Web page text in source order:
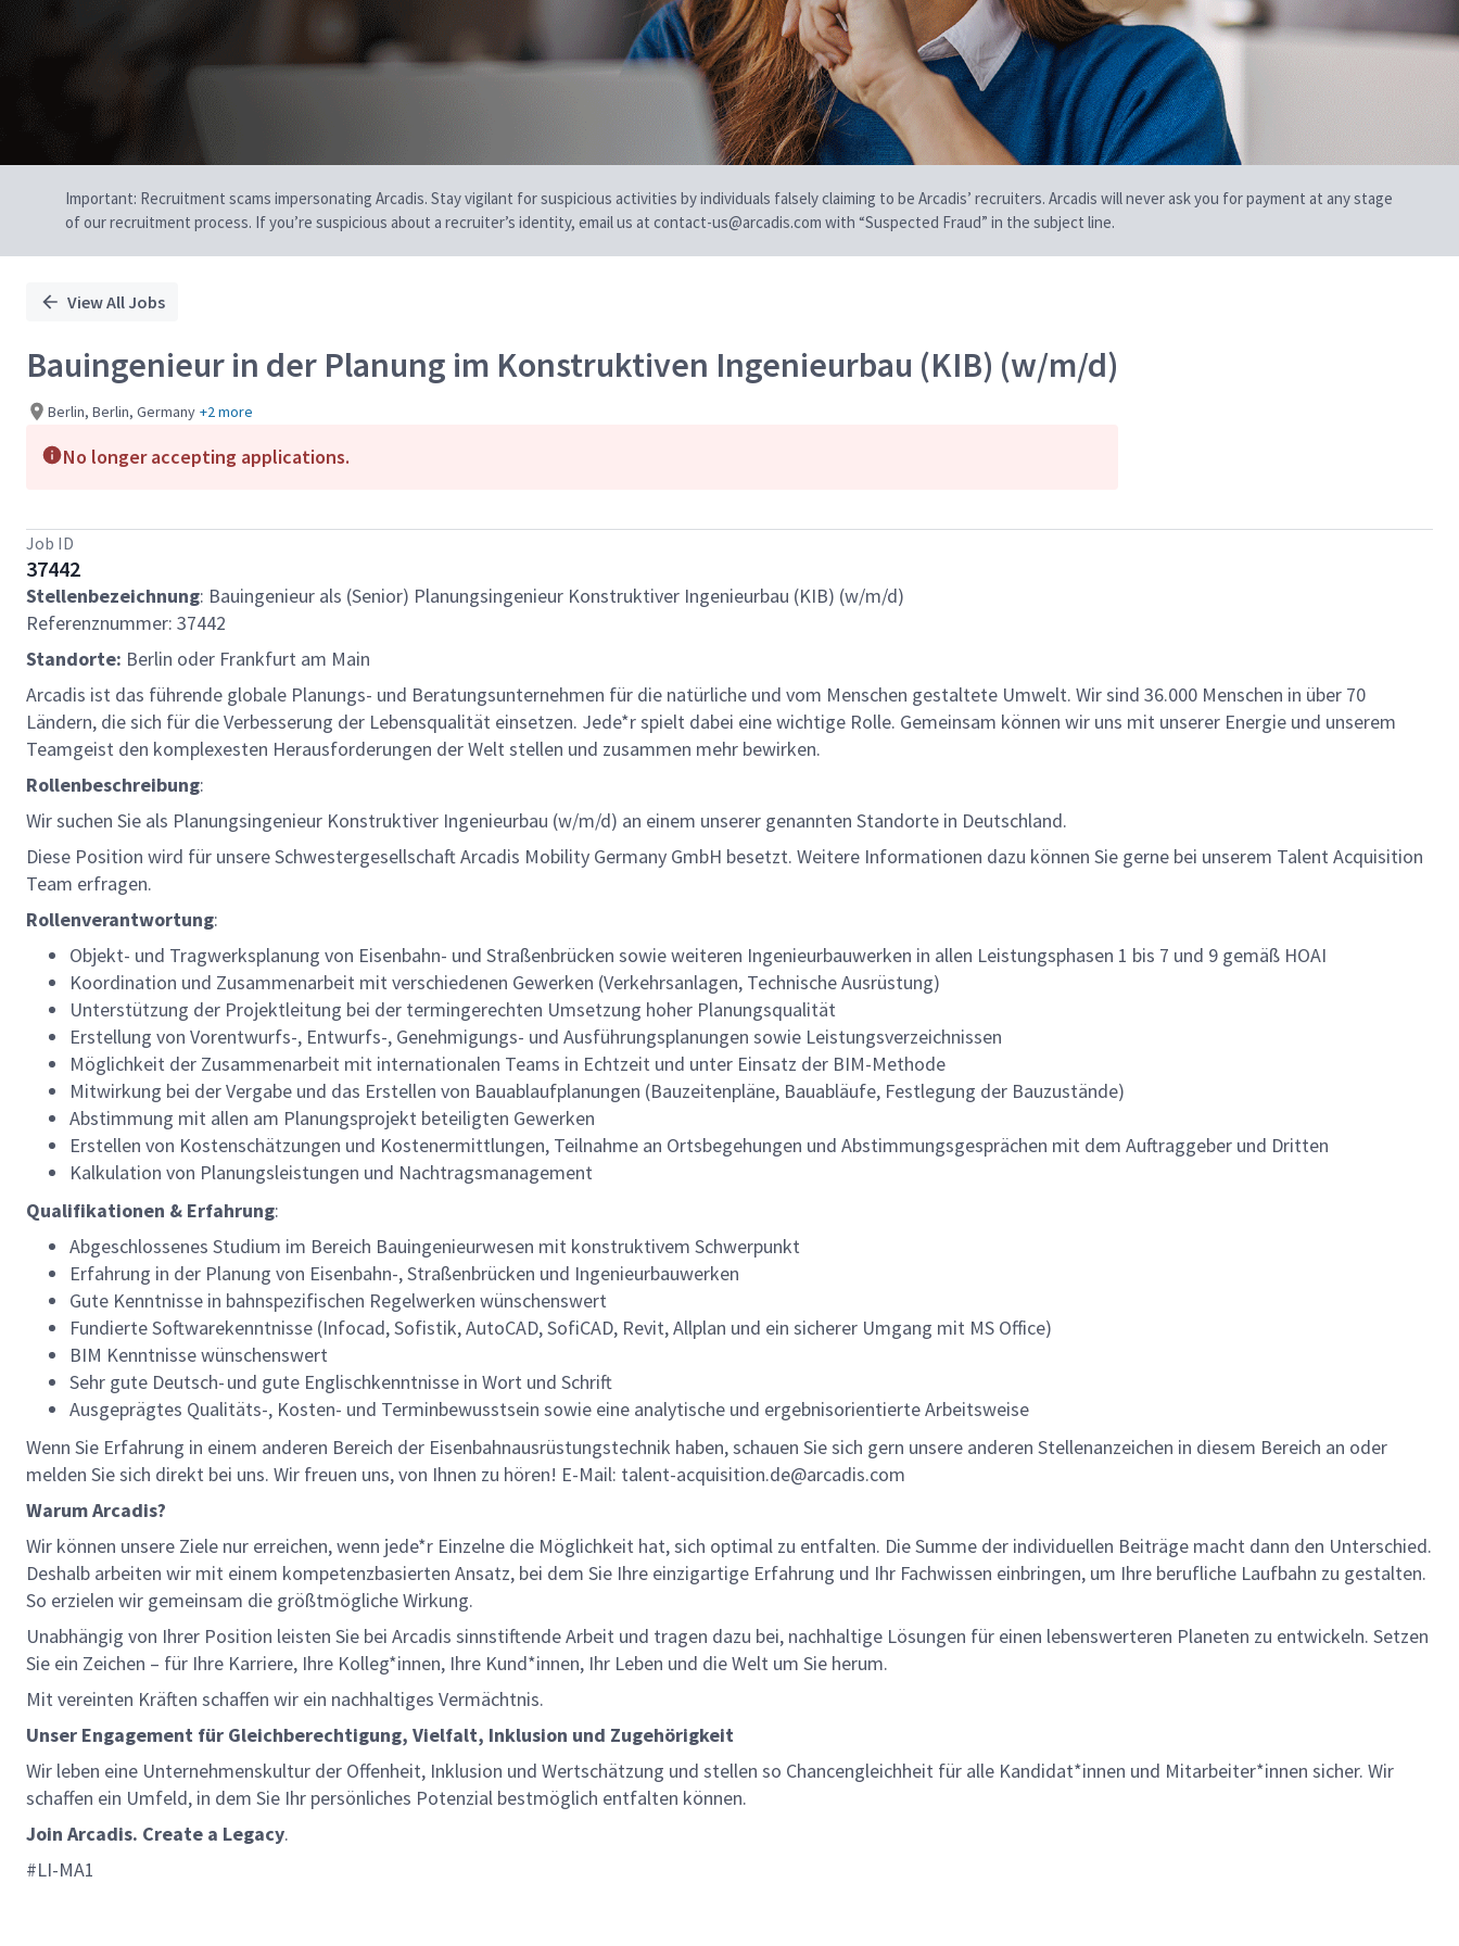
Important: Recruitment scams impersonating Arcadis. Stay vigilant for suspicious activities by individuals falsely claiming to be Arcadis’ recruiters. Arcadis will never ask you for payment at any stage
of our recruitment process. If you’re suspicious about a recruiter’s identity, email us at contact-us@arcadis.com with “Suspected Fraud” in the subject line.
View All Jobs
Bauingenieur in der Planung im Konstruktiven Ingenieurbau (KIB) (w/m/d)
Berlin, Berlin, Germany +2 more
No longer accepting applications.
Job ID
37442
Stellenbezeichnung: Bauingenieur als (Senior) Planungsingenieur Konstruktiver Ingenieurbau (KIB) (w/m/d)
Referenznummer: 37442
Standorte: Berlin oder Frankfurt am Main
Arcadis ist das führende globale Planungs- und Beratungsunternehmen für die natürliche und vom Menschen gestaltete Umwelt. Wir sind 36.000 Menschen in über 70
Ländern, die sich für die Verbesserung der Lebensqualität einsetzen. Jede*r spielt dabei eine wichtige Rolle. Gemeinsam können wir uns mit unserer Energie und unserem
Teamgeist den komplexesten Herausforderungen der Welt stellen und zusammen mehr bewirken.
Rollenbeschreibung:
Wir suchen Sie als Planungsingenieur Konstruktiver Ingenieurbau (w/m/d) an einem unserer genannten Standorte in Deutschland.
Diese Position wird für unsere Schwestergesellschaft Arcadis Mobility Germany GmbH besetzt. Weitere Informationen dazu können Sie gerne bei unserem Talent Acquisition
Team erfragen.
Rollenverantwortung:
Objekt- und Tragwerksplanung von Eisenbahn- und Straßenbrücken sowie weiteren Ingenieurbauwerken in allen Leistungsphasen 1 bis 7 und 9 gemäß HOAI
Koordination und Zusammenarbeit mit verschiedenen Gewerken (Verkehrsanlagen, Technische Ausrüstung)
Unterstützung der Projektleitung bei der termingerechten Umsetzung hoher Planungsqualität
Erstellung von Vorentwurfs-, Entwurfs-, Genehmigungs- und Ausführungsplanungen sowie Leistungsverzeichnissen
Möglichkeit der Zusammenarbeit mit internationalen Teams in Echtzeit und unter Einsatz der BIM-Methode
Mitwirkung bei der Vergabe und das Erstellen von Bauablaufplanungen (Bauzeitenpläne, Bauabläufe, Festlegung der Bauzustände)
Abstimmung mit allen am Planungsprojekt beteiligten Gewerken
Erstellen von Kostenschätzungen und Kostenermittlungen, Teilnahme an Ortsbegehungen und Abstimmungsgesprächen mit dem Auftraggeber und Dritten
Kalkulation von Planungsleistungen und Nachtragsmanagement
Qualifikationen & Erfahrung:
Abgeschlossenes Studium im Bereich Bauingenieurwesen mit konstruktivem Schwerpunkt
Erfahrung in der Planung von Eisenbahn-, Straßenbrücken und Ingenieurbauwerken
Gute Kenntnisse in bahnspezifischen Regelwerken wünschenswert
Fundierte Softwarekenntnisse (Infocad, Sofistik, AutoCAD, SofiCAD, Revit, Allplan und ein sicherer Umgang mit MS Office)
BIM Kenntnisse wünschenswert
Sehr gute Deutsch- und gute Englischkenntnisse in Wort und Schrift
Ausgeprägtes Qualitäts-, Kosten- und Terminbewusstsein sowie eine analytische und ergebnisorientierte Arbeitsweise
Wenn Sie Erfahrung in einem anderen Bereich der Eisenbahnausrüstungstechnik haben, schauen Sie sich gern unsere anderen Stellenanzeichen in diesem Bereich an oder
melden Sie sich direkt bei uns. Wir freuen uns, von Ihnen zu hören! E-Mail: talent-acquisition.de@arcadis.com
Warum Arcadis?
Wir können unsere Ziele nur erreichen, wenn jede*r Einzelne die Möglichkeit hat, sich optimal zu entfalten. Die Summe der individuellen Beiträge macht dann den Unterschied.
Deshalb arbeiten wir mit einem kompetenzbasierten Ansatz, bei dem Sie Ihre einzigartige Erfahrung und Ihr Fachwissen einbringen, um Ihre berufliche Laufbahn zu gestalten.
So erzielen wir gemeinsam die größtmögliche Wirkung.
Unabhängig von Ihrer Position leisten Sie bei Arcadis sinnstiftende Arbeit und tragen dazu bei, nachhaltige Lösungen für einen lebenswerteren Planeten zu entwickeln. Setzen
Sie ein Zeichen – für Ihre Karriere, Ihre Kolleg*innen, Ihre Kund*innen, Ihr Leben und die Welt um Sie herum.
Mit vereinten Kräften schaffen wir ein nachhaltiges Vermächtnis.
Unser Engagement für Gleichberechtigung, Vielfalt, Inklusion und Zugehörigkeit
Wir leben eine Unternehmenskultur der Offenheit, Inklusion und Wertschätzung und stellen so Chancengleichheit für alle Kandidat*innen und Mitarbeiter*innen sicher. Wir
schaffen ein Umfeld, in dem Sie Ihr persönliches Potenzial bestmöglich entfalten können.
Join Arcadis. Create a Legacy.
#LI-MA1